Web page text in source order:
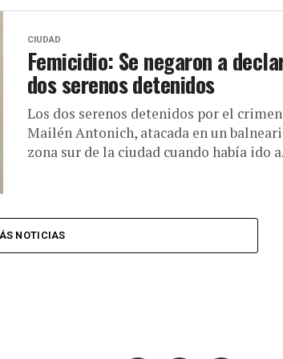
CIUDAD
Femicidio: Se negaron a
dos serenos detenidos
Los dos serenos detenidos por el crimen
Mailén Antonich, atacada en un
zona sur de la ciudad cuando había ido
NOTICIAS